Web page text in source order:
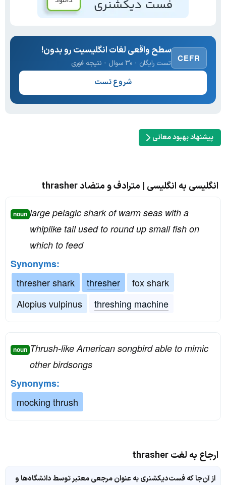
CEFR
سطح واقعی لغات انگلیسیت رو بدون!
تست رایگان · ۳۰ سوال · نتیجه فوری
شروع تست
پیشنهاد بهبود معانی
انگلیسی به انگلیسی | مترادف و متضاد thrasher
noun large pelagic shark of warm seas with a
whiplike tail used to round up small fish on
which to feed
Synonyms:
thresher shark
thresher
fox shark
Alopius vulpinus
threshing machine
noun Thrush-like American songbird able to mimic
other birdsongs
Synonyms:
mocking thrush
ارجاع به لغت thrasher
از آن‌جا که فست‌دیکشنری به عنوان مرجعی معتبر توسط دانشگاه‌ها و